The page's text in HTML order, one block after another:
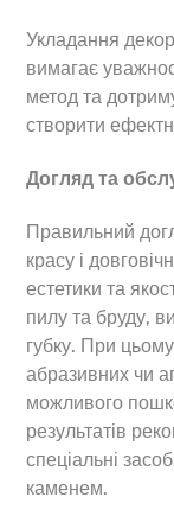
Укладання
вимагає
метод та
створити
Догляд та
Правильний
красу і
естетики та
пилу та бруду,
губку. При
абразивних чи
можливого
результатів
спеціальні
каменем.